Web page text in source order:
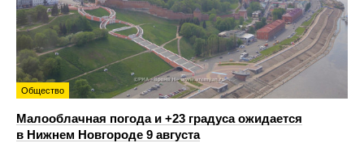
Общество
Малооблачная погода и +23 градуса ожидается
в Нижнем Новгороде 9 августа